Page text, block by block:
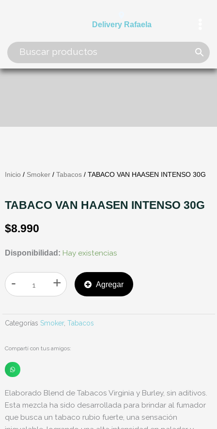
Delivery Rafaela
Inicio / Smoker / Tabacos / TABACO VAN HAASEN INTENSO 30G
TABACO VAN HAASEN INTENSO 30G
$8.990
Disponibilidad: Hay existencias
-
TABACO
INTENSO
cantidad
+ Agregar
Categorías Smoker, Tabacos
Compartí con tus amigos:
Elaborado Blend de Tabacos Virginia y Burley, sin aditivos.
Esta mezcla ha sido desarrollada para brindar al fumador
que busca un tabaco rubio fuerte, una sensación